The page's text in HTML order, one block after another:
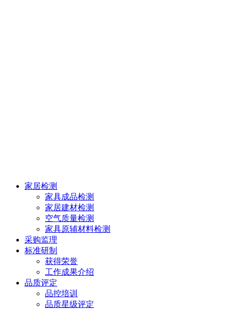
家居检测
家具成品检测
家居建材检测
空气质量检测
家具原辅材料检测
采购监理
标准研制
获得荣誉
工作成果介绍
品质评定
品控培训
品质星级评定